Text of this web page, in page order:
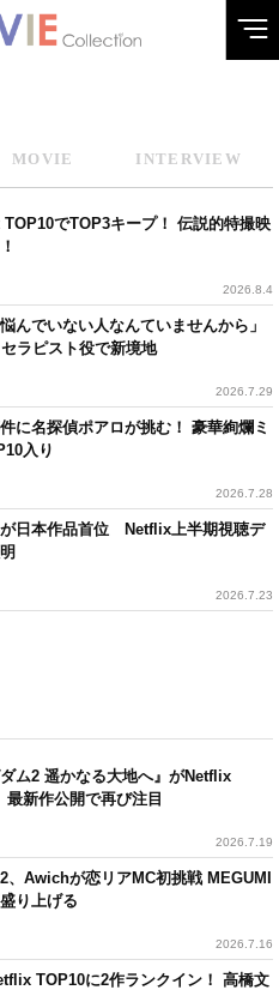
MOVIE INTERVIEW
TOP10でTOP3キープ！ 伝説的特撮映
2026.8.4
んでいない人なんていませんから」
ラピスト役で新境地
2026.7.29
に名探偵ポアロが挑む！ 豪華絢爛ミ
入り
2026.7.28
が日本作品首位 Netflix上半期視聴デ
2026.7.23
ム2 遥かなる大地へ』がNetflix
新作公開で再び注目
2026.7.19
、Awichが恋リアMC初挑戦 MEGUMI
り上げる
2026.7.16
TOP10に2作ランクイン！ 高橋文